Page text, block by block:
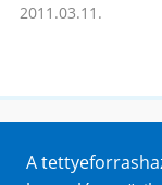
2011.03.11.
Impresszum
A